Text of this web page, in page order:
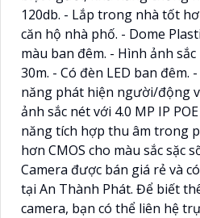
120db. - Lắp trong nhà tốt
căn hộ nhà phố. - Dome
màu ban đêm. - Hình ảnh
30m. - Có đèn LED ban đêm.
năng phát hiện người/động
ảnh sắc nét với 4.0 MP IP
năng tích hợp thu âm trong
hơn CMOS cho màu sắc sặc
Camera được bán giá rẻ và
tại An Thành Phát. Để biết
camera, bạn có thể liên hệ